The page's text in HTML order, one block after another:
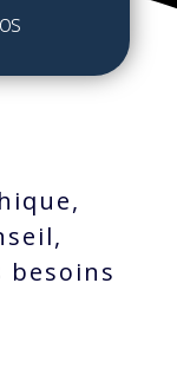
besoins